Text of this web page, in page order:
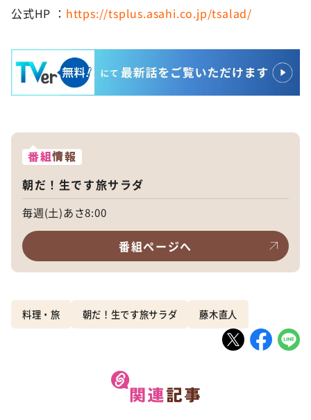
公式HP ： https://tsplus.asahi.co.jp/tsalad/
番組情報
朝だ！生です旅サラダ
毎週(土)あさ8:00
番組ページへ
料理・旅 朝だ！生です旅サラダ 藤木直人